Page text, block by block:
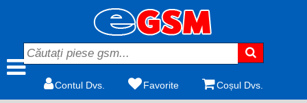
Contul Dvs. Favorite Coșul Dvs.